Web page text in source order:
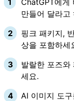
만들어 달라고
핑크 패키지,
상을 포함하세
발랄한 포즈와
세요.
AI 이미지 도